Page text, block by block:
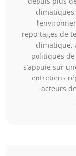
climatiques
reportages de
climatique,
politiques
s’appuie sur
entretiens
acteurs